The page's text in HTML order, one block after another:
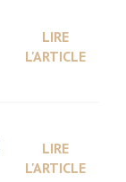
LIRE
L'ARTICLE
LIRE
L'ARTICLE